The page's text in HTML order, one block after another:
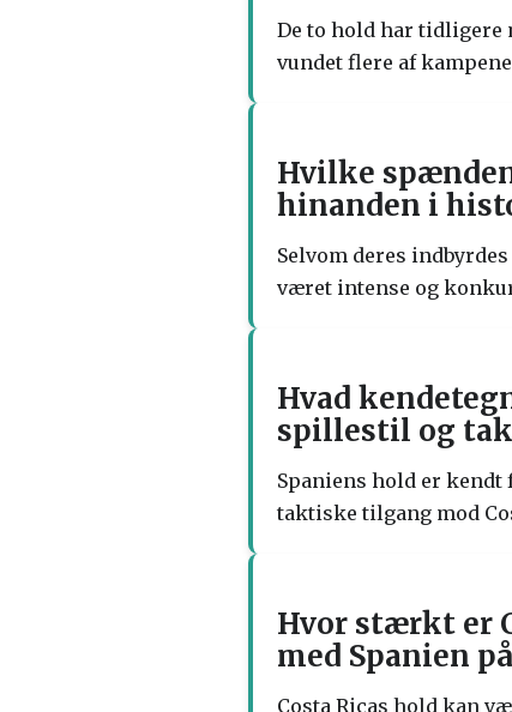
De to hold har
vundet flere af
Hvilke
hinanden i
Selvom deres
været intense og
Hvad
spillestil og
Spaniens hold er
taktiske tilgang mod
Hvor stærkt er
med Spanien
Costa Ricas hold kan